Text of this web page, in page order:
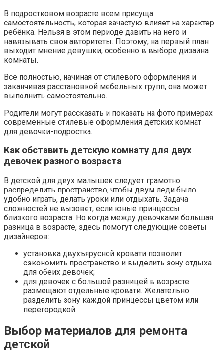
В подростковом возрасте всем присуща
самостоятельность, которая зачастую влияет на характер
ребёнка. Нельзя в этом периоде давить на него и
навязывать свои авторитеты. Поэтому, на первый план
выходит мнение девушки, особенно в выборе дизайна
комнаты.
Всё полностью, начиная от стилевого оформления и
заканчивая расстановкой мебельных групп, она может
выполнить самостоятельно.
Родители могут рассказать и показать на фото примерах
современные стилевые оформления детских комнат
для девочки-подростка.
Как обставить детскую комнату для двух
девочек разного возраста
В детской для двух малышек следует грамотно
распределить пространство, чтобы двум леди было
удобно играть, делать уроки или отдыхать. Задача
сложностей не вызовет, если юные принцессы
близкого возраста. Но когда между девочками большая
разница в возрасте, здесь помогут следующие советы
дизайнеров:
установка двухъярусной кровати позволит
сэкономить пространство и выделить зону отдыха
для обеих девочек;
для девочек с большой разницей в возрасте
размещают отдельные кровати. Желательно
разделить зону каждой принцессы цветом или
перегородкой.
Выбор материалов для ремонта
детской